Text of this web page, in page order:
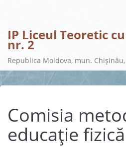
IP Liceul Teoretic
nr. 2
Republica Moldova, mun.
Comisia
educație fizică